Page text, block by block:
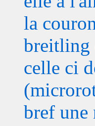
la
breitling
celle ci
bref une